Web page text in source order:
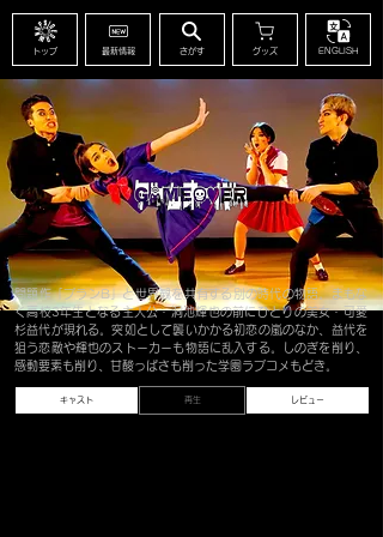
トップ 最新情報 さがす グッズ ENGLISH
問題作「プランB」と世界観を共有する別の時代の物語。まもな
く高校3年生となる主人公・洞池輝也の前にひとりの美女・可愛
杉益代が現れる。突如として襲いかかる初恋の嵐のなか、益代を
狙う恋敵や輝也のストーカーも物語に乱入する。しのぎを削り、
感動要素も削り、甘酸っぱさも削った学園ラブコメもどき。
キャスト 再生 レビュー